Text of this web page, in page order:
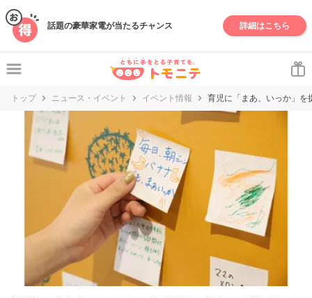
話題の豪華家電が当たるチャンス 詳細はこちら
トップ ニュース・イベント イベント情報 育児に「まあ、いっか」を